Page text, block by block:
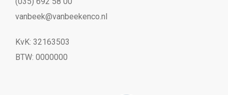
vanbeek@vanbeekenco.nl
KvK: 32163503
BTW: 0000000